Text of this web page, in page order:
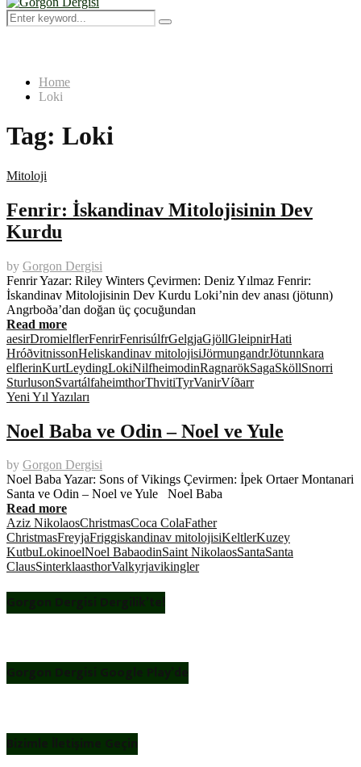
Menu
Search
for:
Search
Home
Loki
Tag: Loki
Mitoloji
Fenrir: İskandinav Mitolojisinin Dev
Kurdu
by Gorgon Dergisi
Fenrir Yazar: Riley Winters Çevirmen: Deniz Yılmaz Fenrir:
İskandinav Mitolojisinin Dev Kurdu Loki’nin dev anası (jötunn)
Angrboða’dan doğan üç çocuğundan
Read more
aesirDromielflerFenrirFenrisúlfrGelgjaGjöllGleipnirHati
HróðvitnissonHeliskandinav mitolojisiJörmungandrJötunnkara
elflerinKurtLeydingLokiNilfheimodinRagnarökSagaSköllSnorri
SturlusonSvartálfaheimthorThvitiTyrVanirVíðarr
Yeni Yıl Yazıları
Noel Baba ve Odin – Noel ve Yule
by Gorgon Dergisi
Noel Baba Yazar: Sons of Vikings Çevirmen: İpek Ortaer Montanari
Santa ve Odin – Noel ve Yule Noel Baba
Read more
Aziz NikolaosChristmasCoca ColaFather
ChristmasFreyjaFriggiskandinav mitolojisiKeltlerKuzey
KutbuLokinoelNoel BabaodinSaint NikolaosSantaSanta
ClausSinterklaasthorValkyrjavikingler
Gorgon Dergisi Dergilik’te!
Gorgon Dergisi Google Play’de
Bizimle İletişime Geçin